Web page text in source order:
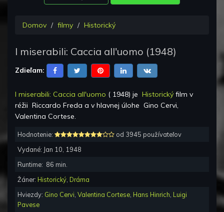
Domov filmy Historický
I miserabili: Caccia all'uomo (1948)
Zdieľam:
I miserabili: Caccia all'uomo ( 1948) je Historický film v
réžii Riccardo Freda a v hlavnej úlohe Gino Cervi,
Valentina Cortese.
Hodnotenie:
od 3945 používateľov
Vydané: Jan 10, 1948
Runtime: 86 min.
Žáner: Historický Dráma
Hviezdy: Gino Cervi Valentina Cortese Hans Hinrich Luigi
Pavese